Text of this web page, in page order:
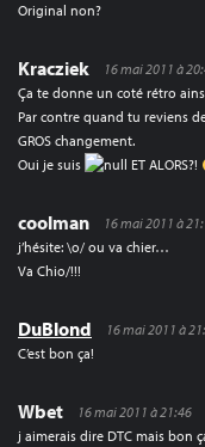
Original non?
Kracziek
16 mai 2011 à
Ça te donne un coté rétro
Par contre quand tu reviens
GROS changement.
Oui je suis
ET ALORS?!
coolman
16 mai 2011 à
j’hésite: \o/ ou va chier…
Va Chio/!!!
DuBlond
16 mai 2011 à
C’est bon ça!
Wbet
16 mai 2011 à 21:46
j aimerais dire DTC mais bon